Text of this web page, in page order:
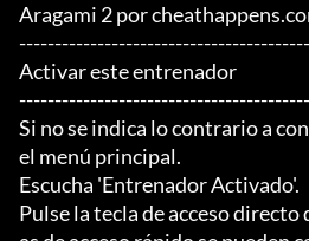
Aragami 2 por
Activar este entrenador
Si no se indica lo contrario a
el menú principal.
Escucha 'Entrenador Activado'.
Pulse la tecla de acceso directo